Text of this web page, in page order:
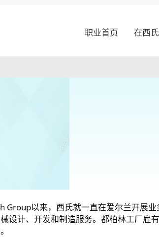
职业首页 在西
Group以来，西氏就一直在爱尔兰开展
设计、开发和制造服务。都柏林工厂雇